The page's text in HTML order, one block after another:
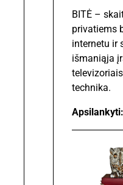
BITĖ –
privatiems
internetu ir
išmaniąja
technika.
Apsilankyti: